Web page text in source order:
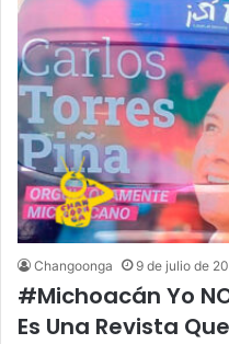
Changoonga 9 de julio de
#Michoacán Yo
Es Una Revista